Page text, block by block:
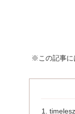
※この記事に